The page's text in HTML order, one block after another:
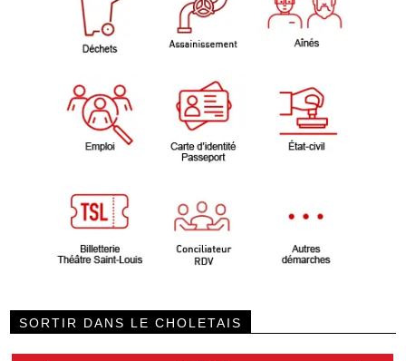
SORTIR DANS LE CHOLETAIS